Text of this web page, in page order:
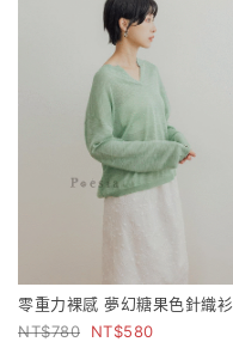
零重力裸感 夢幻糖果色針織衫
780
580